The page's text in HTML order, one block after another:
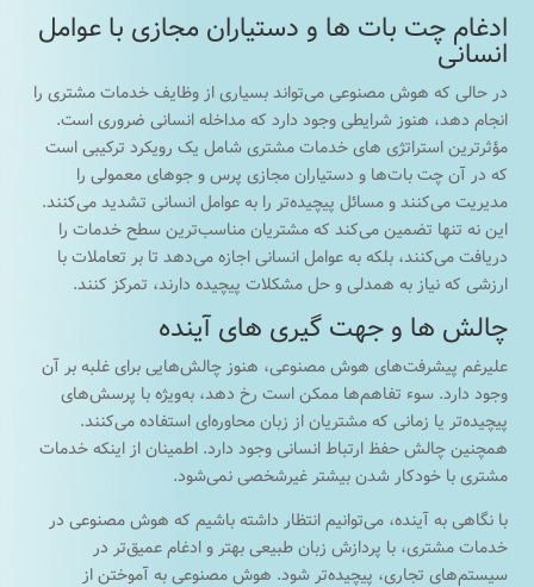
ادغام چت بات ها و دستیاران مجازی با عوامل
انسانی
در حالی که هوش مصنوعی می‌تواند بسیاری از وظایف خدمات مشتری را
انجام دهد، هنوز شرایطی وجود دارد که مداخله انسانی ضروری است.
مؤثرترین استراتژی های خدمات مشتری شامل یک رویکرد ترکیبی است
که در آن چت بات‌ها و دستیاران مجازی پرس و جوهای معمولی را
مدیریت می‌کنند و مسائل پیچیده‌تر را به عوامل انسانی تشدید می‌کنند.
این نه تنها تضمین می‌کند که مشتریان مناسب‌ترین سطح خدمات را
دریافت می‌کنند، بلکه به عوامل انسانی اجازه می‌دهد تا بر تعاملات با
ارزشی که نیاز به همدلی و حل مشکلات پیچیده دارند، تمرکز کنند.
چالش ها و جهت گیری های آینده
علیرغم پیشرفت‌های هوش مصنوعی، هنوز چالش‌هایی برای غلبه بر آن
وجود دارد. سوء تفاهم‌ها ممکن است رخ دهد، به‌ویژه با پرسش‌های
پیچیده‌تر یا زمانی که مشتریان از زبان محاوره‌ای استفاده می‌کنند.
همچنین چالش حفظ ارتباط انسانی وجود دارد. اطمینان از اینکه خدمات
مشتری با خودکار شدن بیشتر غیرشخصی نمی‌شود.
با نگاهی به آینده، می‌توانیم انتظار داشته باشیم که هوش مصنوعی در
خدمات مشتری، با پردازش زبان طبیعی بهتر و ادغام عمیق‌تر در
سیستم‌های تجاری، پیچیده‌تر شود. هوش مصنوعی به آموختن از